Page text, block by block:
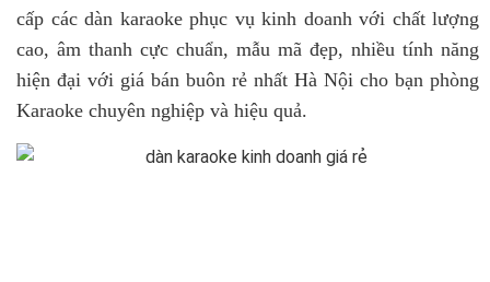
cấp các dàn karaoke phục vụ kinh doanh với chất lượng
cao, âm thanh cực chuẩn, mẫu mã đẹp, nhiều tính năng
hiện đại với giá bán buôn rẻ nhất Hà Nội cho bạn phòng
Karaoke chuyên nghiệp và hiệu quả.